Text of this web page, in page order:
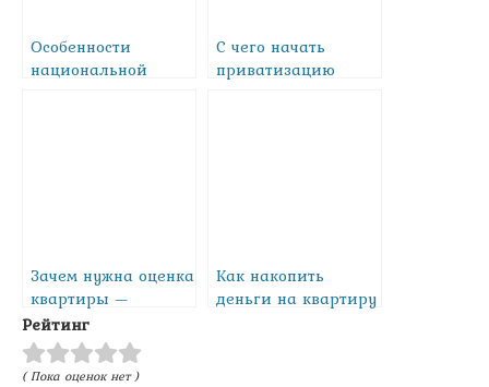
Особенности
национальной
С чего начать
приватизацию
Зачем нужна оценка
квартиры —
документы и
методы
Как накопить
деньги на квартиру
Рейтинг
( Пока оценок нет )